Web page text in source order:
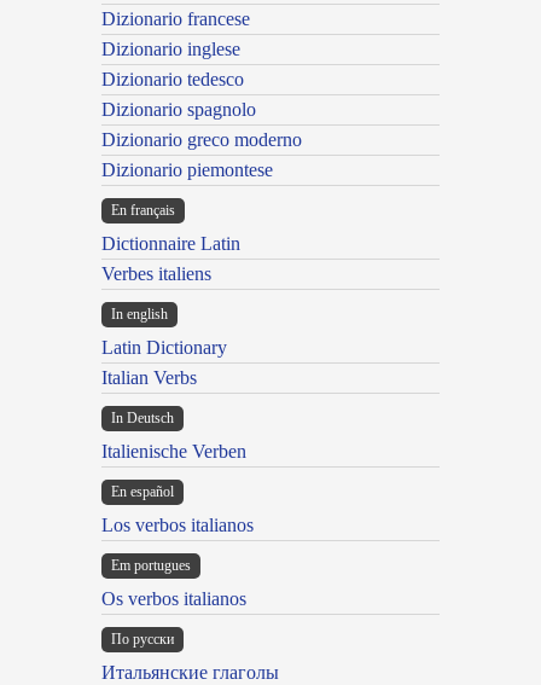
Dizionario francese
Dizionario inglese
Dizionario tedesco
Dizionario spagnolo
Dizionario greco moderno
Dizionario piemontese
En français
Dictionnaire Latin
Verbes italiens
In english
Latin Dictionary
Italian Verbs
In Deutsch
Italienische Verben
En español
Los verbos italianos
Em portugues
Os verbos italianos
По русски
Итальянские глаголы